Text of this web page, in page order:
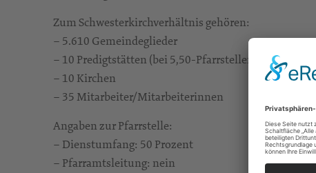
Zum Schwesterkirchverhältnis gehören:
– 5.610 Gemeindeglieder
– 10 Predigtstätten (bei 5,50-Pfarrstellen)
– 10 Kirchen
– 35 Mitarbeiter/Mitarbeiterinnen
Angaben zur Pfarrstelle:
– Dienstumfang: 50 Prozent
– Pfarramtsleitung: nein